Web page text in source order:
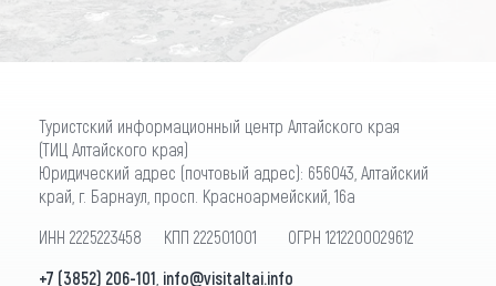
Туристский информационный центр Алтайского края
(ТИЦ Алтайского края)
Юридический адрес (почтовый адрес): 656043, Алтайский
край, г. Барнаул, просп. Красноармейский, 16а
ИНН 2225223458 КПП 222501001 ОГРН 1212200029612
+7 (3852) 206-101 info@visitaltai.info